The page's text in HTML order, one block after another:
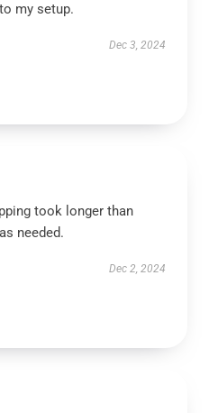
my setup.
Dec 3, 2024
took longer than
needed.
Dec 2, 2024